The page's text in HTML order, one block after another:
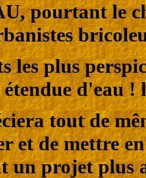
pourtant le
les plus
étendue d'eau
tout de
et de mettre
un projet